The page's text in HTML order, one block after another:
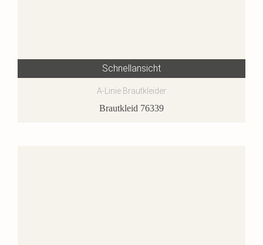
Schnellansicht
A-Linie Brautkleider
Brautkleid 76339